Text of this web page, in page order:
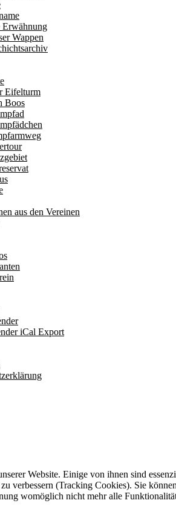
Erwähnung
Wappen
Eifelturm
Boos
aus den Vereinen
iCal Export
Website. Einige von ihnen sind
verbessern (Tracking Cookies). Sie
womöglich nicht mehr alle